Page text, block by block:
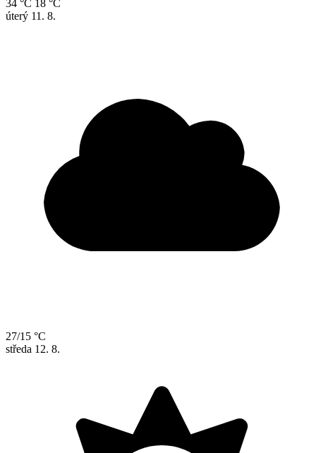
34 °C 18 °C
úterý 11. 8.
27/15 °C
středa 12. 8.